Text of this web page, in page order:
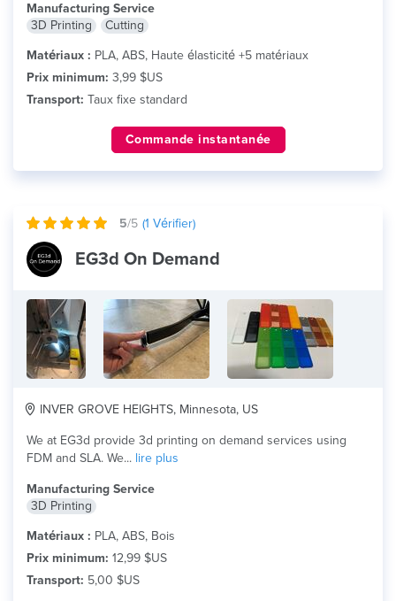
Manufacturing Service
3D Printing
Cutting
Matériaux : PLA, ABS, Haute élasticité +5 matériaux
Prix minimum: 3,99 $US
Transport: Taux fixe standard
Commande instantanée
5/5 (1 Vérifier)
EG3d On Demand
INVER GROVE HEIGHTS, Minnesota, US
We at EG3d provide 3d printing on demand services using
FDM and SLA. We... lire plus
Manufacturing Service
3D Printing
Matériaux : PLA, ABS, Bois
Prix minimum: 12,99 $US
Transport: 5,00 $US